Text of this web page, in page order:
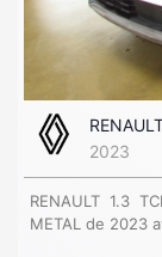
2023
RENAULT 1.3
METAL de 2023